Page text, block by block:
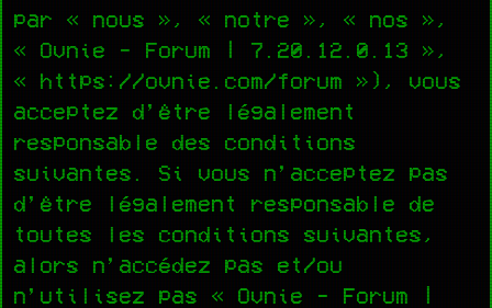
par « nous », « notre », « nos »,
« Ovnie - Forum | 7.20.12.0.13 »,
« https://ovnie.com/forum »), vous
acceptez d’être légalement
responsable des conditions
suivantes. Si vous n’acceptez pas
d’être légalement responsable de
toutes les conditions suivantes,
alors n’accédez pas et/ou
n’utilisez pas « Ovnie - Forum |